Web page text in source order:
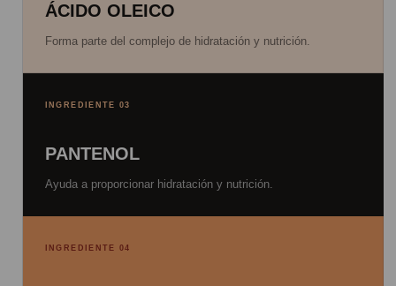
ÁCIDO OLEICO
Forma parte del complejo de hidratación y nutrición.
INGREDIENTE 03
PANTENOL
Ayuda a proporcionar hidratación y nutrición.
INGREDIENTE 04